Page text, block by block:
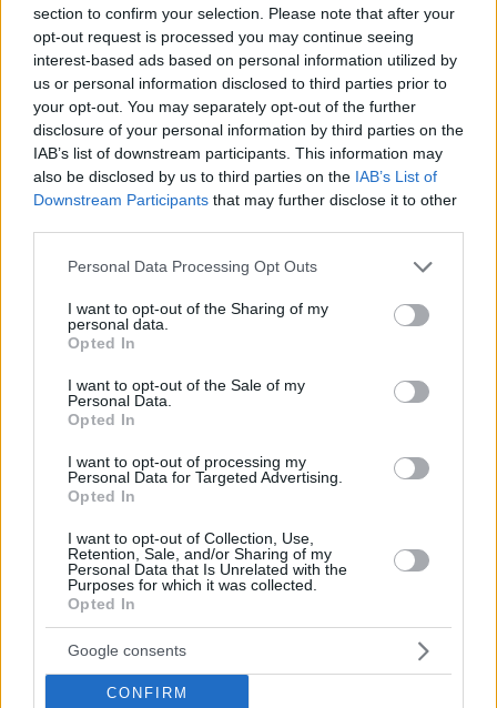
section to confirm your selection. Please note that after your
opt-out request is processed you may continue seeing
interest-based ads based on personal information utilized by
us or personal information disclosed to third parties prior to
your opt-out. You may separately opt-out of the further
disclosure of your personal information by third parties on the
IAB’s list of downstream participants. This information may
also be disclosed by us to third parties on the IAB’s List of
Downstream Participants that may further disclose it to other
Please note that this website/app uses one or more Google
not limited to your visit or usage behaviour. You may click to
grant or deny consent to Google and its third-party tags to
use your data for below specified purposes in below Google
consent section.
Personal Data Processing Opt Outs
I want to opt-out of the Sharing of my
personal data.
Opted In
I want to opt-out of the Sale of my
Personal Data.
Opted In
I want to opt-out of processing my
Personal Data for Targeted Advertising.
Opted In
I want to opt-out of Collection, Use,
Retention, Sale, and/or Sharing of my
Personal Data that Is Unrelated with the
Purposes for which it was collected.
Opted In
Google consents
CONFIRM
Κέβιν Πόρτερ Τζούνιορμπαίνει στην αγορά τωνfree
agents, με σκοπό να βρει ένα καλύτερο συμβόλαιο, απ’
αυτό που είχε με τουςΜιλγουόκι Μπακς.
Ο άλλοτε παίκτης του ΠΑΟΚ ενημέρωσε τους Μπακς
ότι
δεν πρόκειται να ενεργοποιήσει την επιλογή ανανέωσης
που είχε στο συμβόλαιό του για την επόμενη σεζόν, έναντι
2.5 εκατομμυρίων δολαρίων.
τους Μπακς, αρκεί και οι δύο πλευρές να είναι θετικές σε
μία νέα συνεργασία και φυσικά να συμφωνήσουν στο
χρηματικό αντίτιμο. Η free agency ανοίγει επίσημα στις 6
επίσημα τις ανταλλαγές ή τις μεταγραφές που έχουν κάνει.
Ο Πόρτερ Τζούνιορ με αριθμούς
Σε 30 αγώνες (στους περισσότερους προερχόμενος από
11.7 πόντους, 3.9 ριμπάουντ και 3.7 ασίστ σε 19.9 λεπτά
στο παρκέ.
Προστέθηκε στο ρόστερ της ομάδας του
Αντετοκούνμποστα μέσα της σεζόν, σε ανταλλαγή με τους
Λος Άντζελες Κλίπερς, ενώ οι Μπακς ήταν η ομάδα που τον
είχε επιλέξει στο Draft του 2019, προτού τον ανταλλάξει